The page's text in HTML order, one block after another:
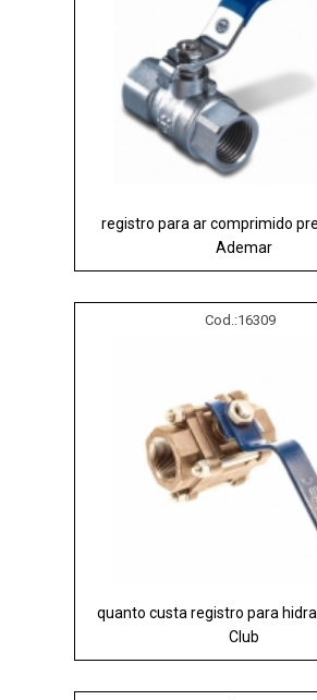
registro para ar comprimido
Ademar
Cod.:16309
quanto custa registro para
Club